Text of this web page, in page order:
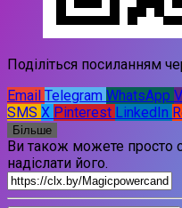
Поділіться посиланням
Email Telegram WhatsApp
SMS X Pinterest LinkedIn
Більше
Ви також можете просто
надіслати його.